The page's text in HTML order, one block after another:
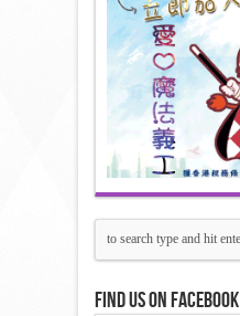
Find us on Facebook